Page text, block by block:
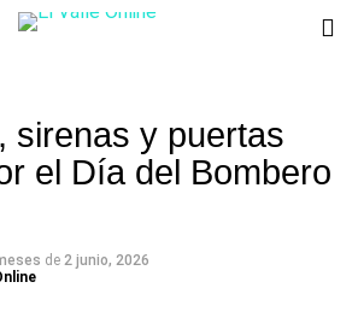
sirenas y puertas
el Día del Bombero
de 2 junio, 2026